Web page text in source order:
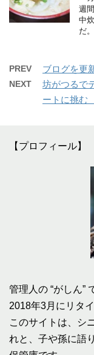
週
中
だ。
PREV ブログを更
NEXT
坊がつるで
ートに挑
【プロフィール】
管理人の “がしん”
2018年3月にリタ
このサイトは、シ
れと、子や孫に語